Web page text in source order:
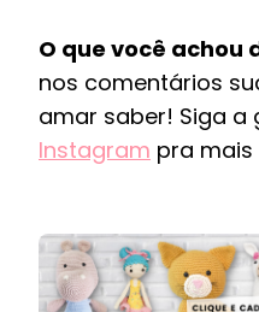
O que você achou
nos comentários
amar saber! Siga a
Instagram pra mais